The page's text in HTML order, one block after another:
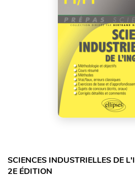
SCIENCES INDUSTRIELLES DE
2E ÉDITION